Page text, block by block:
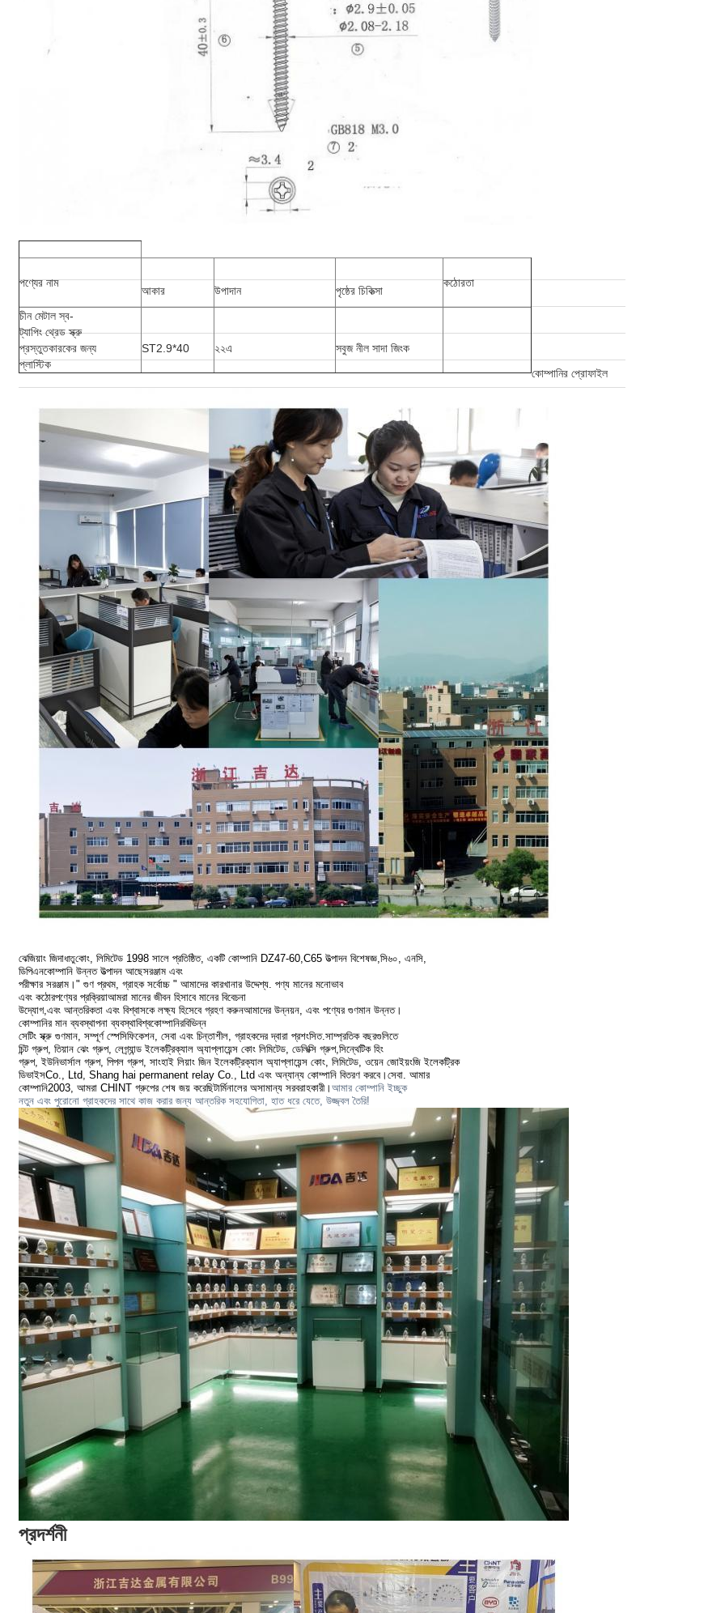
পণ্যের নাম
আকার উপাদান পৃষ্ঠের চিকিত্সা
কঠোরতা
চীন মেটাল স্ব-
ট্যাপিং থ্রেড স্ক্রু
প্রস্তুতকারকের জন্য
প্লাস্টিক
ST2.9*40 ২২এ
সবুজ নীল সাদা জিংক
কোম্পানির প্রোফাইল
ঝেজিয়াং জিদাধাতুকোং, লিমিটেড 1998 সালে প্রতিষ্ঠিত, একটি কোম্পানি DZ47-60,C65 উত্পাদন বিশেষজ্ঞ,সি৬০, এনসি,
ডিপিএনকোম্পানি উন্নত উত্পাদন আছেসরঞ্জাম এবং
পরীক্ষার সরঞ্জাম। " গুণ প্রথম, গ্রাহক সর্বোচ্চ " আমাদের কারখানার উদ্দেশ্য. পণ্য মানের মনোভাব
এবং কঠোরপণ্যের প্রক্রিয়াআমরা মানের জীবন হিসাবে মানের বিবেচনা
উদ্যোগ,এবং আন্তরিকতা এবং বিশ্বাসকে লক্ষ্য হিসেবে গ্রহণ করুনআমাদের উন্নয়ন, এবং পণ্যের গুণমান উন্নত।
কোম্পানির মান ব্যবস্থাপনা ব্যবস্থাবিশ্বকোম্পানিরবিভিন্ন
সেটিং স্ক্রু গুণমান, সম্পূর্ণ স্পেসিফিকেশন, সেবা এবং চিন্তাশীল, গ্রাহকদের দ্বারা প্রশংসিত.সাম্প্রতিক বছরগুলিতে
চিন্ট গ্রুপ, তিয়ান ঝেং গ্রুপ, লেগ্র্যান্ড ইলেকট্রিক্যাল অ্যাপ্লায়েন্স কোং লিমিটেড, ডেলিক্সি গ্রুপ,সিন্থেটিক হিং
গ্রুপ, ইউনিভার্সাল গ্রুপ, পিপল গ্রুপ, সাংহাই লিয়াং জিন ইলেকট্রিক্যাল অ্যাপ্লায়েন্স কোং, লিমিটেড, ওয়েন জোইয়ংজি ইলেকট্রিক
ডিভাইসCo., Ltd, Shang hai permanent relay Co., Ltd এবং অন্যান্য কোম্পানি বিতরণ করবে। সেবা. আমার
কোম্পানি2003, আমরা CHINT গ্রুপের শেষ জয় করেছিটার্মিনালের অসামান্য সরবরাহকারী। আমার কোম্পানি ইচ্ছুক
নতুন এবং পুরোনো গ্রাহকদের সাথে কাজ করার জন্য আন্তরিক সহযোগিতা, হাত ধরে যেতে, উজ্জ্বল তৈরি!
প্রদর্শনী